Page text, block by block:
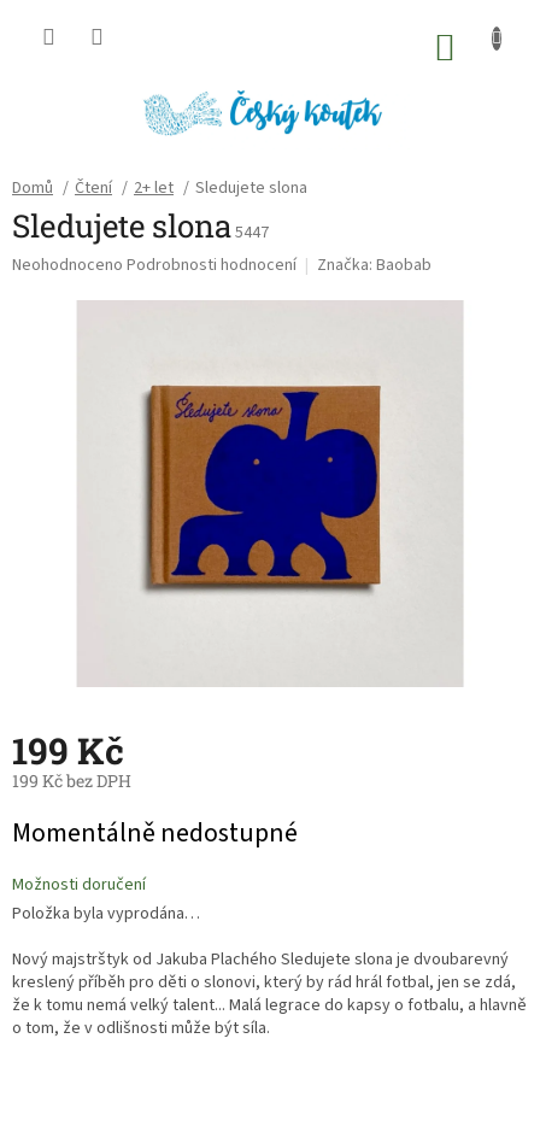
Domů / Čtení / 2+ let / Sledujete slona
Sledujete slona5447
Průměrné
Neohodnoceno Podrobnosti hodnocení Značka: Baobab
199 Kč
199 Kč bez DPH
cena:
Momentálně nedostupné
Možnosti doručení
Položka byla vyprodána…
Nový majstrštyk od Jakuba Plachého Sledujete slona je dvoubarevný
kreslený příběh pro děti o slonovi, který by rád hrál fotbal, jen se zdá,
že k tomu nemá velký talent... Malá legrace do kapsy o fotbalu, a hlavně
o tom, že v odlišnosti může být síla.